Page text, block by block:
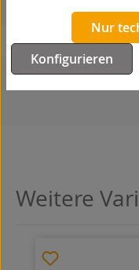
Produkttyp
Material Gehäuse
Oberfläche Gehäuse
Produktgalerie
Weitere
Nur
Konfigurieren